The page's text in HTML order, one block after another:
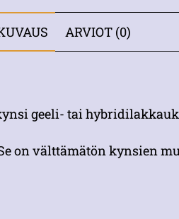
ARVIOT (0)
geeli- tai
on välttämätön kynsien